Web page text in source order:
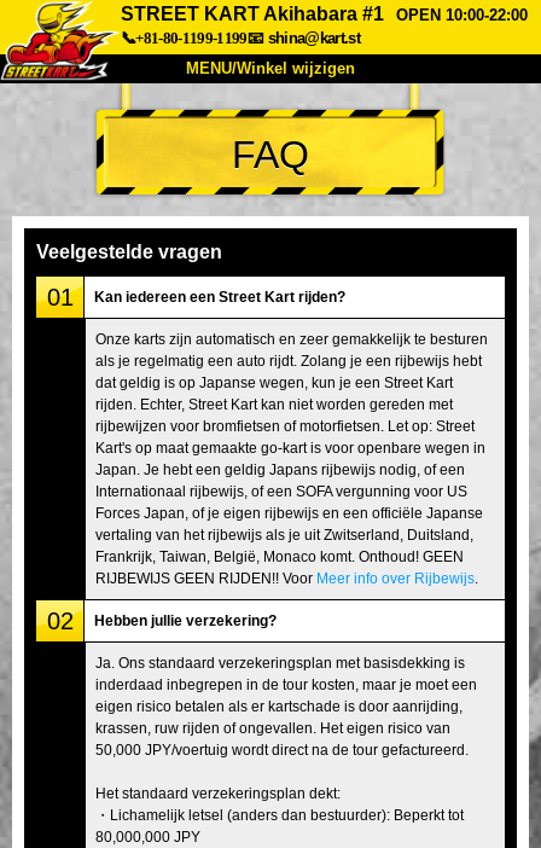
STREET KART Akihabara #1
OPEN 10:00-22:00
📞+81-80-1199-1199📧 shina@kart.st
MENU/Winkel wijzigen
TOP
Over Specificaties Prijzen
Bedrijf
Tokyo Shinagawa Tokyo Akihabara#1
Tokyo Akihabara#2 Tokyo Shibuya
Tokyo Shibuya Annex Tokyo Bay
Tokyo Asakusa Osaka
Okinawa
FAQ
Veelgestelde vragen
01 Kan iedereen een Street Kart rijden?
Onze karts zijn automatisch en zeer gemakkelijk te besturen
als je regelmatig een auto rijdt. Zolang je een rijbewijs hebt
dat geldig is op Japanse wegen, kun je een Street Kart
rijden. Echter, Street Kart kan niet worden gereden met
rijbewijzen voor bromfietsen of motorfietsen. Let op: Street
Kart's op maat gemaakte go-kart is voor openbare wegen in
Japan. Je hebt een geldig Japans rijbewijs nodig, of een
Internationaal rijbewijs, of een SOFA vergunning voor US
Forces Japan, of je eigen rijbewijs en een officiële Japanse
vertaling van het rijbewijs als je uit Zwitserland, Duitsland,
Frankrijk, Taiwan, België, Monaco komt. Onthoud! GEEN
RIJBEWIJS GEEN RIJDEN!! Voor Meer info over Rijbewijs
02 Hebben jullie verzekering?
Ja. Ons standaard verzekeringsplan met basisdekking is
inderdaad inbegrepen in de tour kosten, maar je moet een
eigen risico betalen als er kartschade is door aanrijding,
krassen, ruw rijden of ongevallen. Het eigen risico van
50,000 JPY/voertuig wordt direct na de tour gefactureerd.
Het standaard verzekeringsplan dekt:
・Lichamelijk letsel (anders dan bestuurder): Beperkt tot
80,000,000 JPY